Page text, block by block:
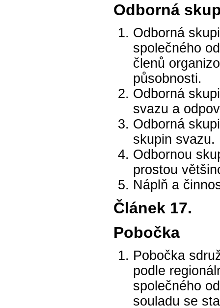
Odborná
Odborná
společného
členů
působnosti.
Odborná
svazu a
Odborná
skupin svazu.
Odbornou
prostou
Náplň a
Článek 17.
Pobočka
Pobočka
podle
společného
souladu se